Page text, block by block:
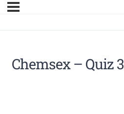
Chemsex – Quiz 3